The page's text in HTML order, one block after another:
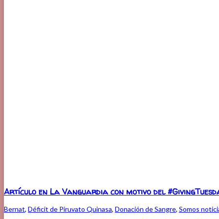
Artículo en La Vanguardia con motivo del
Bernat, Déficit de Piruvato Quinasa, Donación de Sangre, Somos